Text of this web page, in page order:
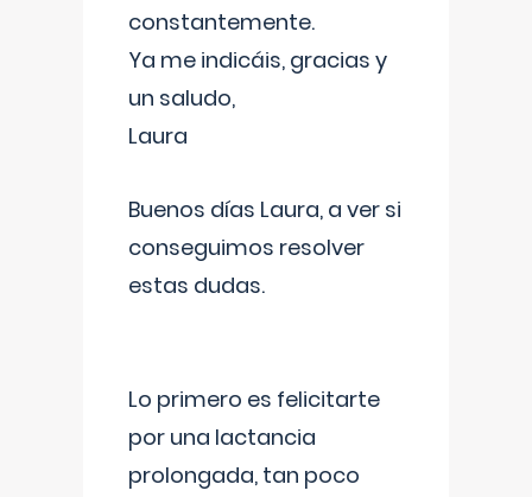
constantemente.
Ya me indicáis, gracias y
un saludo,
Laura
Buenos días Laura, a ver si
conseguimos resolver
estas dudas.
Lo primero es felicitarte
por una lactancia
prolongada, tan poco